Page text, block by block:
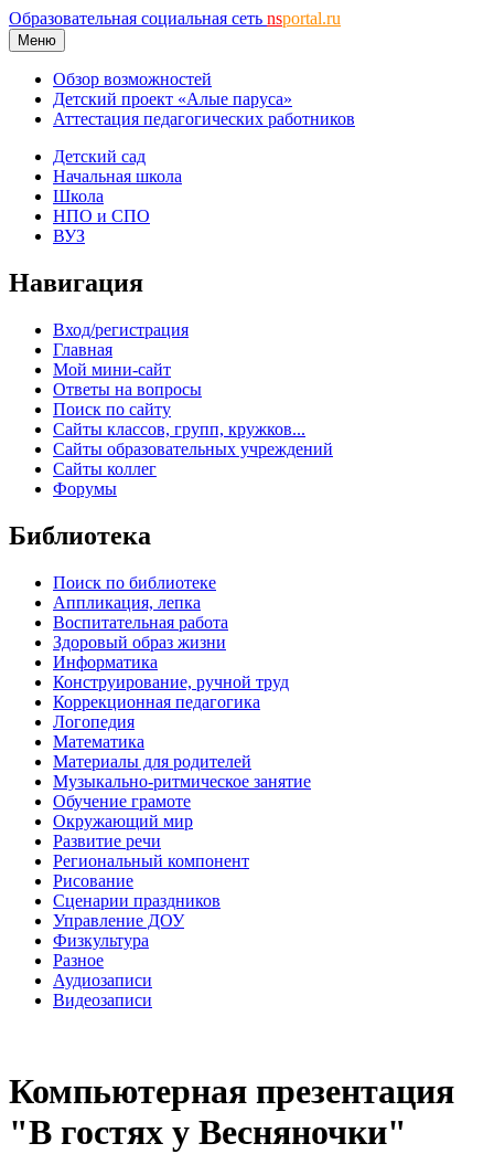
Образовательная социальная сеть nsportal.ru
Меню
Обзор возможностей
Детский проект «Алые паруса»
Аттестация педагогических работников
Детский сад
Начальная школа
Школа
НПО и СПО
ВУЗ
Навигация
Вход/регистрация
Главная
Мой мини-сайт
Ответы на вопросы
Поиск по сайту
Сайты классов, групп, кружков...
Сайты образовательных учреждений
Сайты коллег
Форумы
Библиотека
Поиск по библиотеке
Аппликация, лепка
Воспитательная работа
Здоровый образ жизни
Информатика
Конструирование, ручной труд
Коррекционная педагогика
Логопедия
Математика
Материалы для родителей
Музыкально-ритмическое занятие
Обучение грамоте
Окружающий мир
Развитие речи
Региональный компонент
Рисование
Сценарии праздников
Управление ДОУ
Физкультура
Разное
Аудиозаписи
Видеозаписи
Компьютерная презентация
"В гостях у Весняночки"